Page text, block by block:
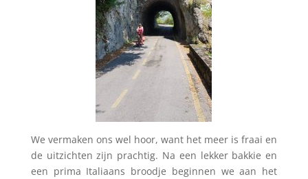
We vermaken ons wel hoor, want het meer is fraai en
de uitzichten zijn prachtig. Na een lekker bakkie en
een prima Italiaans broodje beginnen we aan het